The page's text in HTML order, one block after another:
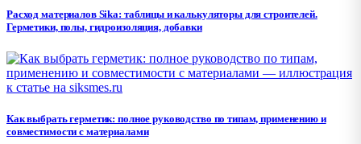
Расход материалов Sika: таблицы и калькуляторы для строителей.
Герметики, полы, гидроизоляция, добавки
Как выбрать герметик: полное руководство по типам, применению и
совместимости с материалами